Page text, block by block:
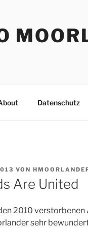
Datenschutz
VON
Are United
2010
sehr